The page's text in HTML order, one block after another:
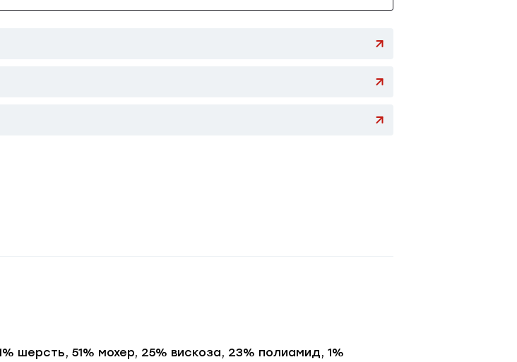
шерсть, 51% мохер, 25% вискоза, 23% полиамид, 1%